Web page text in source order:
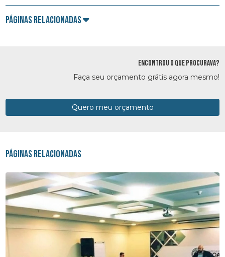
Páginas Relacionadas
ENCONTROU O QUE PROCURAVA?
Faça seu orçamento grátis agora mesmo!
Quero meu orçamento
Páginas Relacionadas